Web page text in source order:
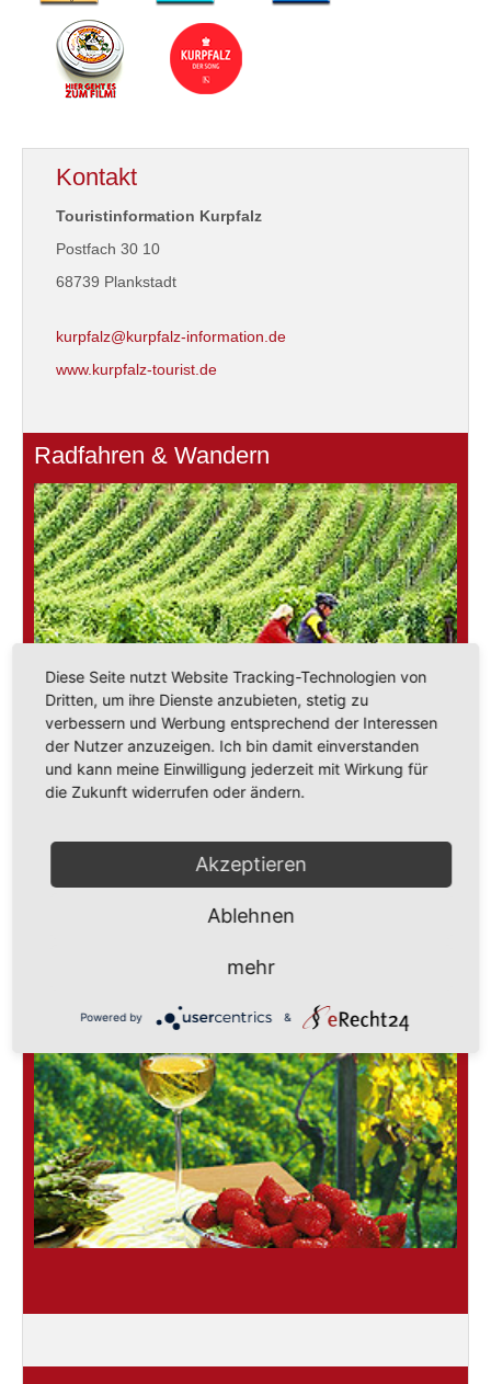
Kontakt
Touristinformation Kurpfalz
Postfach 30 10
68739 Plankstadt
kurpfalz@kurpfalz-information.de
www.kurpfalz-tourist.de
Radfahren & Wandern
Diese Seite nutzt Website Tracking-Technologien von
Dritten, um ihre Dienste anzubieten, stetig zu
verbessern und Werbung entsprechend der Interessen
der Nutzer anzuzeigen. Ich bin damit einverstanden
und kann meine Einwilligung jederzeit mit Wirkung für
die Zukunft widerrufen oder ändern.
Akzeptieren
Ablehnen
mehr
Powered by &